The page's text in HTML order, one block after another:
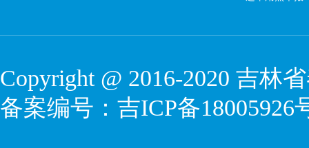
Copyright @ 2016-2020 吉林
备案编号： 吉ICP备18005926